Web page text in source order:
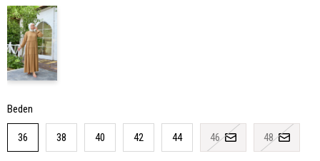
Beden
36 38 40 42 44 46 48